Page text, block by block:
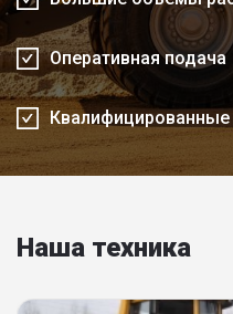
Оперативная подача
Наша техника